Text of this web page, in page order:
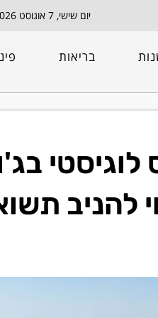
יום שישי, 7 אוגוסט 2026
בריאות
שנים וצפוי להניב